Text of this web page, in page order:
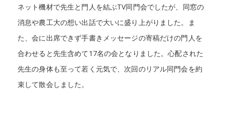
ネット機材で先生と門人を結ぶTV同門会でしたが、同窓の
消息や農工大の想い出話で大いに盛り上がりました。ま
た、会に出席できず手書きメッセージの寄稿だけの門人を
合わせると先生含めて17名の会となりました。心配された
先生の身体も至って若く元気で、次回のリアル同門会を約
束して散会しました。